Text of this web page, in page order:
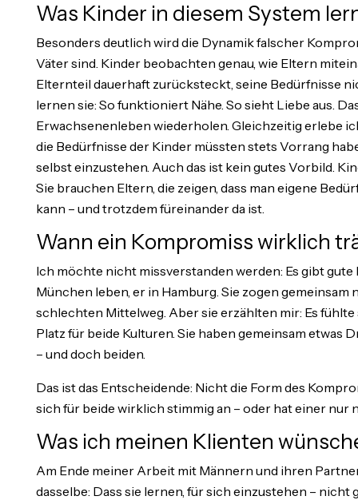
Was Kinder in diesem System
Besonders deutlich wird die Dynamik falscher
Väter sind. Kinder beobachten genau, wie Eltern
Elternteil dauerhaft zurücksteckt, seine Bedürfnisse
lernen sie: So funktioniert Nähe. So sieht Liebe aus.
Erwachsenenleben wiederholen. Gleichzeitig erlebe
die Bedürfnisse der Kinder müssten stets Vorrang
selbst einzustehen. Auch das ist kein gutes Vorbild.
Sie brauchen Eltern, die zeigen, dass man eigene
kann – und trotzdem füreinander da ist.
Wann ein Kompromiss wirklich
Ich möchte nicht missverstanden werden: Es gibt
München leben, er in Hamburg. Sie zogen
schlechten Mittelweg. Aber sie erzählten mir: Es
Platz für beide Kulturen. Sie haben gemeinsam etwas
– und doch beiden.
Das ist das Entscheidende: Nicht die Form des
sich für beide wirklich stimmig an – oder hat einer nur
Was ich meinen Klienten
Am Ende meiner Arbeit mit Männern und ihren
dasselbe: Dass sie lernen, für sich einzustehen – nicht